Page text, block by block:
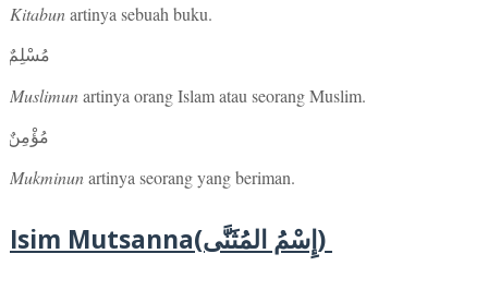
Kitabunartinya sebuah buku.
مُسْلِمٌ
Muslimunartinya orang Islam atau seorang Muslim.
مُؤْمِنٌ
Mukminunartinya seorang yang beriman.
Isim Mutsanna(إِسْمُ المُثَنَّى)